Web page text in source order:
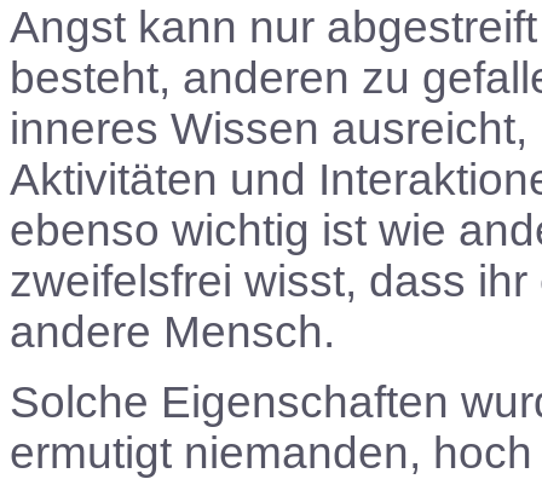
Angst kann nur
besteht, anderen zu
inneres Wissen
Aktivitäten und
ebenso wichtig ist wie
zweifelsfrei wisst, dass
andere Mensch.
Solche Eigenschaften
ermutigt niemanden,